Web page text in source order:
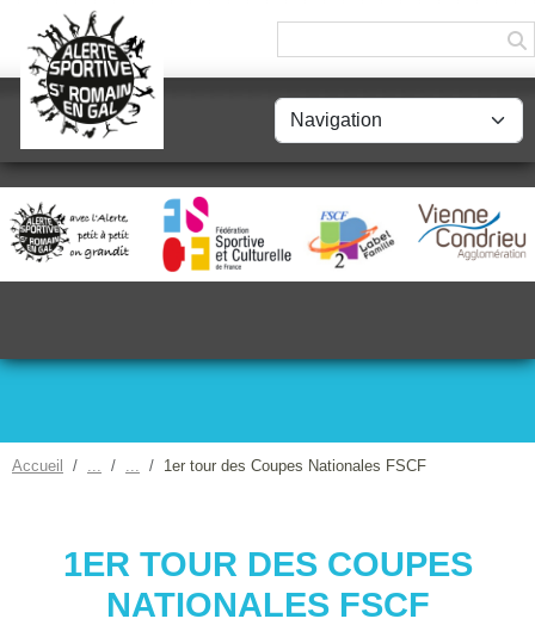
Accueil 1er tour des Coupes Nationales FSCF
1ER TOUR DES COUPES
NATIONALES FSCF
Panneau de gestion des cookies